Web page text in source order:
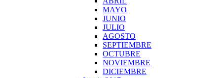
MAYO
JUNIO
JULIO
AGOSTO
SEPTIEMBRE
OCTUBRE
NOVIEMBRE
DICIEMBRE